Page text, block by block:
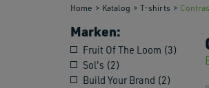
Home Katalog T-shirts
Marken:
Fruit Of The Loom (3)
Sol's (2)
Build Your Brand (2)